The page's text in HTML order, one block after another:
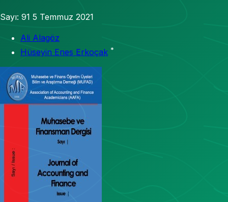
Sayı: 91 5 Temmuz 2021
Ali Alagöz
Hüseyin Enes Erkoçak *